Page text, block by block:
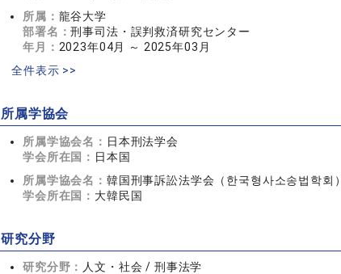
所属： 龍谷大学
部署名：刑事司法・誤判救済研究センター
年月： 2023年04月 ～ 2025年03月
全件表示 >>
所属学協会
所属学協会名： 日本刑法学会
学会所在国： 日本国
所属学協会名： 韓国刑事訴訟法学会（한국형사소송법학회）
学会所在国： 大韓民国
研究分野
研究分野： 人文・社会 / 刑事法学